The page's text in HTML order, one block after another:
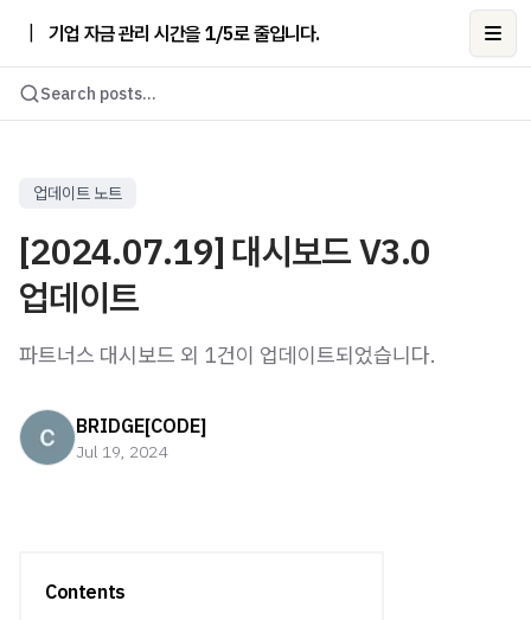
기업 자금 관리 시간을 1/5로 줄입니다.
Search posts...
업데이트 노트
[2024.07.19] 대시보드 V3.0
업데이트
파트너스 대시보드 외 1건이 업데이트되었습니다.
BRIDGE[CODE]
Jul 19, 2024
Contents